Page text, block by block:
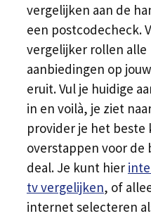
vergelijken aan de
een postcodecheck.
vergelijker rollen alle
aanbiedingen op
eruit. Vul je huidige
in en voilà, je ziet
provider je het beste
overstappen voor de
deal. Je kunt hier
tv vergelijken, of
internet selecteren